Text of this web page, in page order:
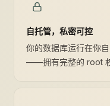
自托管，私密可控
你的数据库运行在你
——拥有完整的 root 权